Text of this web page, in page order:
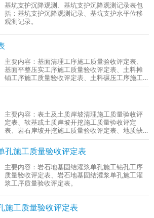
基坑支护沉降观测、基坑支护沉降观测记录表包
括：基坑支护沉降观测记录、基坑支护水平位移
观测记录。
主要内容：基面清理工序施工质量验收评定表、
基面平整压实工序施工质量验收评定表、土料摊
铺工序施工质量验收评定表、土料碾压工序施工
质量验收评定表、工序施工质量验收评定表......
主要内容：表土及土质岸坡清理施工质量验收评
定表、软基或土质岸坡开挖施工质量验收评定
表、岩石岸坡开挖施工质量验收评定表、地质缺
陷处理施工质量验收评定表。
孔施工质量验收评定表
主要内容：岩石地基固结灌浆单孔施工钻孔工序
质量验收评定表、岩石地基固结灌浆单孔施工灌
浆工序质量验收评定表。
施工质量验收评定表